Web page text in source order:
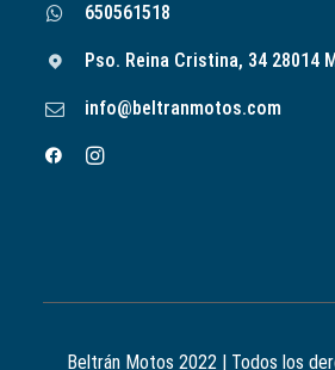
650561518
Pso. Reina Cristina, 34 28014
info@beltranmotos.com
Beltrán Motos 2022 | Todos los